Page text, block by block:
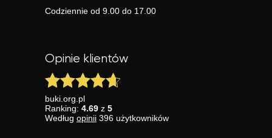
Codziennie od 9.00 do 17.00
Opinie klientów
buki.org.pl
Ranking: 4.69 z 5
Według opinii 396 użytkowników